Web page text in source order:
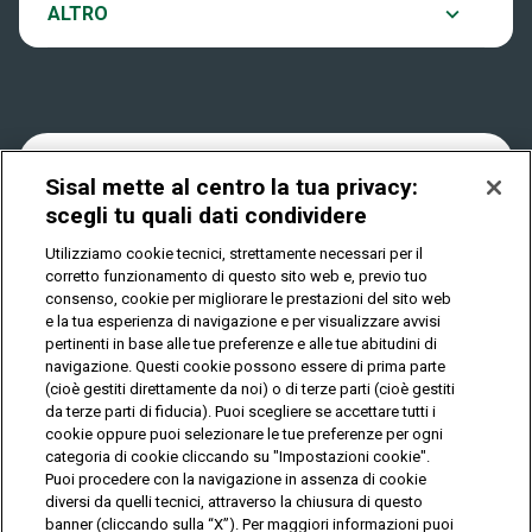
Play Your Date
Dove si gioca
Quanto si vince
Come riscuotere
ALTRO
Notifiche
Privacy
IL GIOCO È VIETATO AI MINORI E PUÒ CAUSARE
DIPENDENZA PATOLOGICA
© Copyright Sisal Italia S.p.A. - P.I. 02433760135
Privacy Cookies
Mappa
del
sito
Sisal mette al centro la tua privacy:
scegli tu quali dati condividere
Utilizziamo cookie tecnici, strettamente necessari per il
corretto funzionamento di questo sito web e, previo tuo
consenso, cookie per migliorare le prestazioni del sito web
e la tua esperienza di navigazione e per visualizzare avvisi
pertinenti in base alle tue preferenze e alle tue abitudini di
navigazione. Questi cookie possono essere di prima parte
(cioè gestiti direttamente da noi) o di terze parti (cioè gestiti
da terze parti di fiducia). Puoi scegliere se accettare tutti i
cookie oppure puoi selezionare le tue preferenze per ogni
categoria di cookie cliccando su "Impostazioni cookie".
Puoi procedere con la navigazione in assenza di cookie
diversi da quelli tecnici, attraverso la chiusura di questo
banner (cliccando sulla “X”). Per maggiori informazioni puoi